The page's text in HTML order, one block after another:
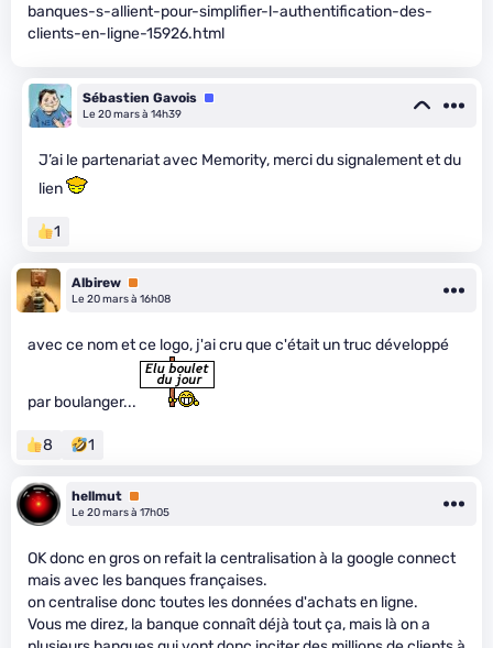
banques-s-allient-pour-simplifier-l-authentification-des-
clients-en-ligne-15926.html
Sébastien Gavois Équipe
Le 20 mars à 14h39
J’ai le partenariat avec Memority, merci du signalement et du
lien
1
Albirew Premium
Le 20 mars à 16h08
avec ce nom et ce logo, j'ai cru que c'était un truc développé
par boulanger...
8 1
hellmut Premium
Le 20 mars à 17h05
OK donc en gros on refait la centralisation à la google connect
mais avec les banques françaises.
on centralise donc toutes les données d'achats en ligne.
Vous me direz, la banque connaît déjà tout ça, mais là on a